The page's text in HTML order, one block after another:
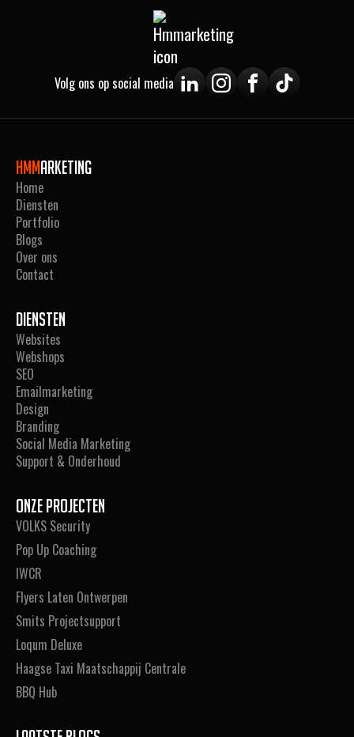
Volg ons op social media
Hmmarketing
Home
Diensten
Portfolio
Blogs
Over ons
Contact
Diensten
Websites
Webshops
SEO
Emailmarketing
Design
Branding
Social Media Marketing
Support & Onderhoud
Onze projecten
VOLKS Security
Pop Up Coaching
IWCR
Flyers Laten Ontwerpen
Smits Projectsupport
Loqum Deluxe
Haagse Taxi Maatschappij Centrale
BBQ Hub